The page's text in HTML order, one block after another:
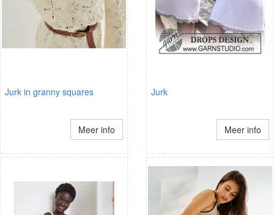
Jurk in granny squares
Meer info
Jurk
Meer info